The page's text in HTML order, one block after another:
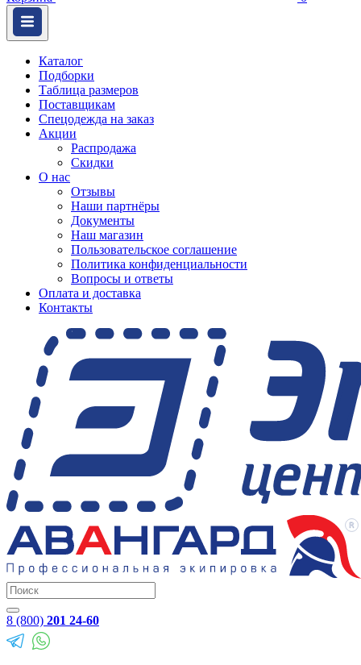
Каталог
Подборки
Таблица размеров
Поставщикам
Спецодежда на заказ
Акции
Распродажа
Скидки
О нас
Отзывы
Наши партнёры
Документы
Наш магазин
Пользовательское соглашение
Политика конфиденциальности
Вопросы и ответы
Оплата и доставка
Контакты
8 (800) 201 24-60